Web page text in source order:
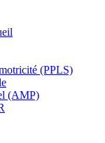
(PPLS)
(AMP)